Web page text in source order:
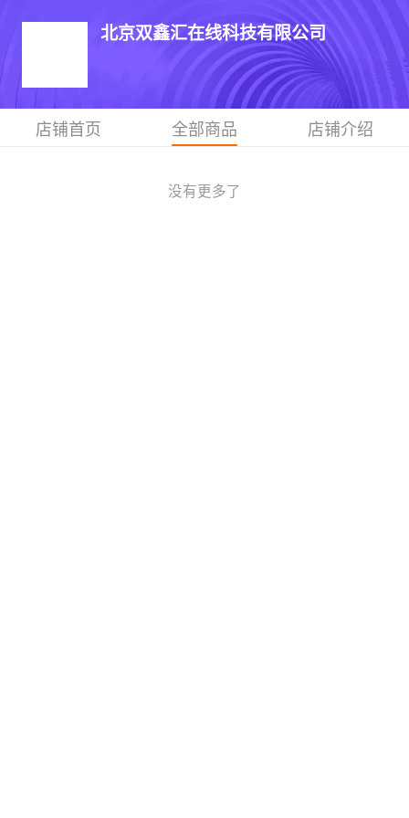
北京双鑫汇在线科技有限公司
店铺首页 全部商品 店铺介绍
没有更多了